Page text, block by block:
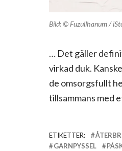
Bild: © Fuzullhanum /
… Det gäller
virkad duk.
de omsorgsfullt
tillsammans med
ETIKETTER:
GARNPYSSEL